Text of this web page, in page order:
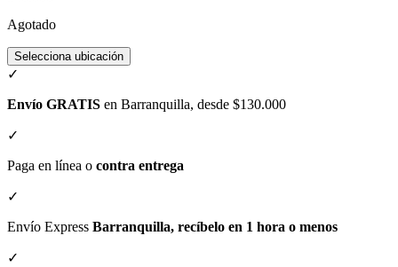
Agotado
Selecciona ubicación
✓
Envío GRATIS en Barranquilla, desde $130.000
✓
Paga en línea o contra entrega
✓
Envío Express Barranquilla, recíbelo en 1 hora o menos
✓